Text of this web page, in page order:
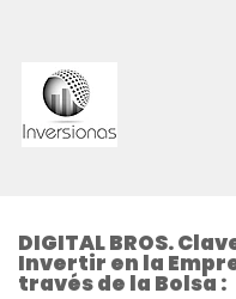
DIGITAL BROS.
Invertir en la
través de la Bolsa :